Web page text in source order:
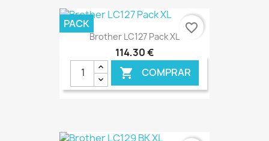
€ ONLINE
Brother LC127 Pack XL
114,30 €
 COMPRAR
PACK favorite_border